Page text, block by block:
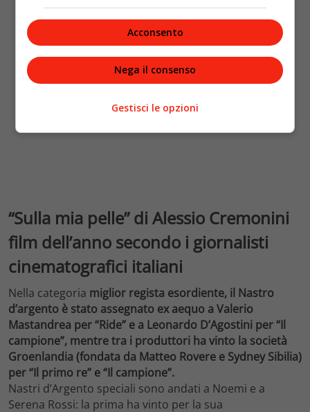
“Sulla mia pelle” di Alessio Cremonini
film dell’anno secondo i giornalisti
cinematografici italiani
Nella categoria miglior regista esordiente, il Nastro
d’argento è stato assegnato ex aequo a Valerio
Mastandrea per “Ride” e a Leonardo D’Agostini per “Il
campione”, mentre tra i produttori ha vinto la società
Groenlandia (fondata da Matteo Rovere e Sydney Sibilia)
per “Il primo re” e “Il campione”.
Nastri d’Argento speciali sono andati a Noemi e a
Serena Rossi: la prima ha vinto per la sua
Acconsento
Nega il consenso
Gestisci le opzioni